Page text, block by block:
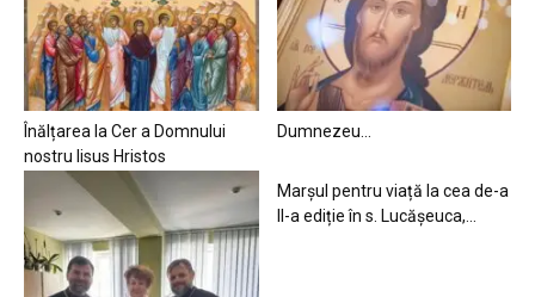
Înălțarea la Cer a Domnului
nostru Iisus Hristos
Dumnezeu…
Marșul pentru viață la cea de-a
II-a ediție în s. Lucășeuca,...